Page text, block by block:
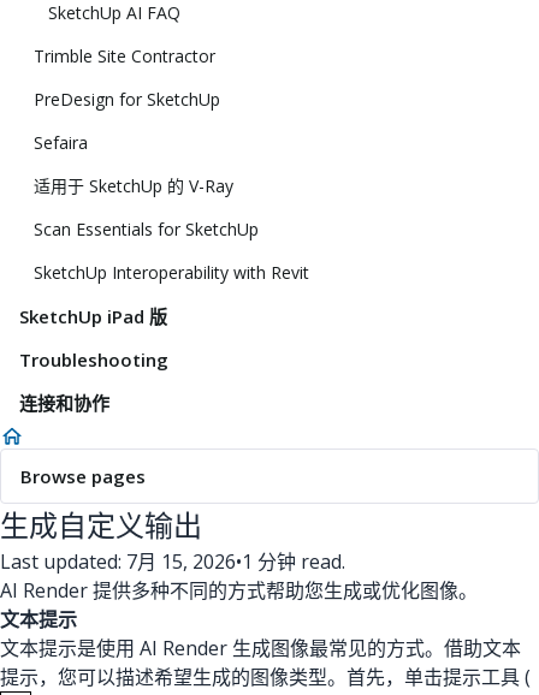
SketchUp AI FAQ
Trimble Site Contractor
PreDesign for SketchUp
Sefaira
适用于 SketchUp 的 V-Ray
Scan Essentials for SketchUp
SketchUp Interoperability with Revit
SketchUp iPad 版
Troubleshooting
连接和协作
Browse pages
生成自定义输出
Last updated: 7月 15, 2026•1 分钟 read.
AI Render 提供多种不同的方式帮助您生成或优化图像。
文本提示
文本提示是使用 AI Render 生成图像最常见的方式。借助文本
提示，您可以描述希望生成的图像类型。首先，单击提示工具 (